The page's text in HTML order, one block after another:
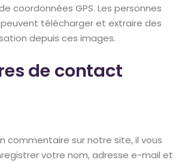
coordonnées GPS. Les personnes
télécharger et extraire des
depuis ces images.
de contact
commentaire sur notre site, il vous
votre nom, adresse e-mail et